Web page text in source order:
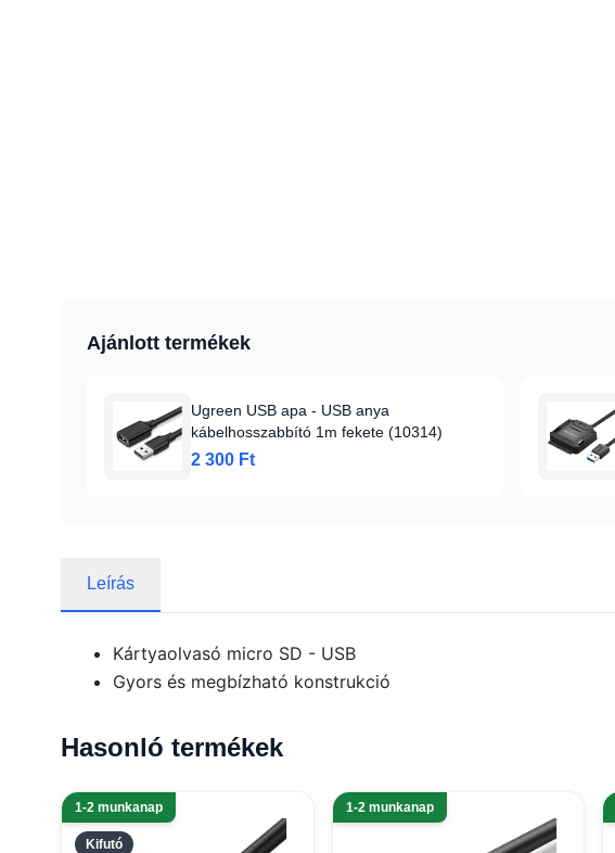
Ajánlott termékek
Ugreen USB apa - USB anya
kábelhosszabbító 1m fekete (10314)
2 300 Ft
Leírás
Kártyaolvasó micro SD - USB
Gyors és megbízható konstrukció
Hasonló termékek
Kifutó
1-2 munkanap 1-2 munkanap